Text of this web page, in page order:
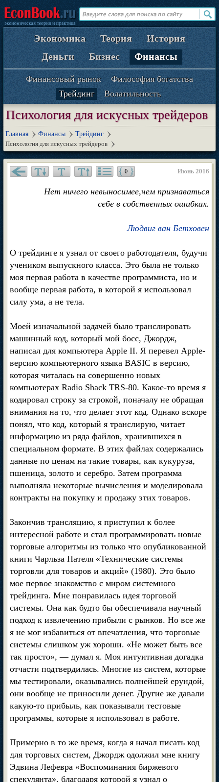
Экономика Теория
История
Деньги
Бизнес Финансы
Финансовый рынок
Философия богатства
Трейдинг
Волатильность
Психология для искусных трейдеров
Главная Финансы
Трейдинг
Психология для искусных трейдеров
0 Июнь 2016
Нет ничего невыносимее,чем признаваться
себе в собственных ошибках.
Людвиг ван Бетховен
О трейдинге я узнал от своего работодателя, будучи
учеником выпускного класса. Это была не только
моя первая работа в качестве программиста, но и
вообще первая работа, в которой я использовал
силу ума, а не тела.
Моей изначальной задачей было транслировать
машинный код, который мой босс, Джордж,
написал для компьютера Apple II. Я перевел Apple-
версию компьютерного языка BASIC в версию,
которая читалась на совершенно новых
компьютерах Radio Shack TRS-80. Какое-то время я
кодировал строку за строкой, поначалу не обращая
внимания на то, что делает этот код. Однако вскоре
понял, что код, который я транслирую, читает
информацию из ряда файлов, хранившихся в
специальном формате. В этих файлах содержались
данные по ценам на такие товары, как кукуруза,
пшеница, золото и серебро. Затем программа
выполняла некоторые вычисления и моделировала
контракты на покупку и продажу этих товаров.
Закончив трансляцию, я приступил к более
интересной работе и стал программировать новые
торговые алгоритмы из только что опубликованной
книги Чарльза Пателя «Технические системы
торговли для товаров и акций» (1980). Это было
мое первое знакомство с миром системного
трейдинга. Мне понравилась идея торговой
системы. Она как будто бы обеспечивала научный
подход к извлечению прибыли с рынков. Но все же
я не мог избавиться от впечатления, что торговые
системы слишком уж хороши. «Не может быть все
так просто», — думал я. Моя интуитивная догадка
отчасти подтвердилась. Многие из систем, которые
мы тестировали, оказывались полнейшей ерундой,
они вообще не приносили денег. Другие же давали
какую-то прибыль, как показывали тестовые
программы, которые я использовал в работе.
Примерно в то же время, когда я начал писать код
для торговых систем, Джордж одолжил мне книгу
Эдвина Лефевра «Воспоминания биржевого
спекулянта», благодаря которой я узнал о